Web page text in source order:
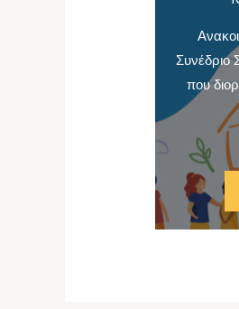
Συνέδριο
που